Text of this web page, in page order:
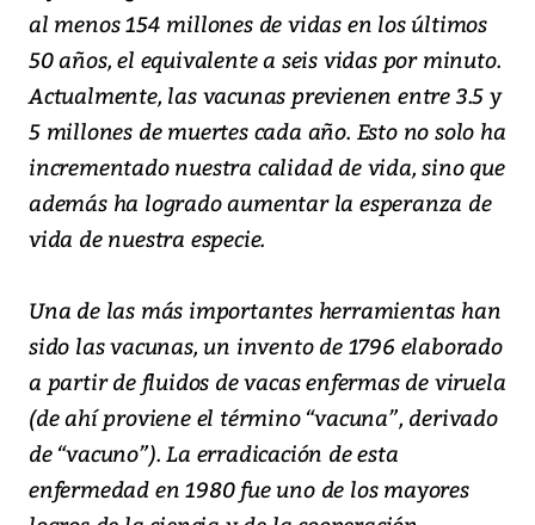
al menos 154 millones de vidas en los últimos
50 años, el equivalente a seis vidas por minuto.
Actualmente, las vacunas previenen entre 3.5 y
5 millones de muertes cada año. Esto no solo ha
incrementado nuestra calidad de vida, sino que
además ha logrado aumentar la esperanza de
vida de nuestra especie.
Una de las más importantes herramientas han
sido las vacunas, un invento de 1796 elaborado
a partir de fluidos de vacas enfermas de viruela
(de ahí proviene el término “vacuna”, derivado
de “vacuno”). La erradicación de esta
enfermedad en 1980 fue uno de los mayores